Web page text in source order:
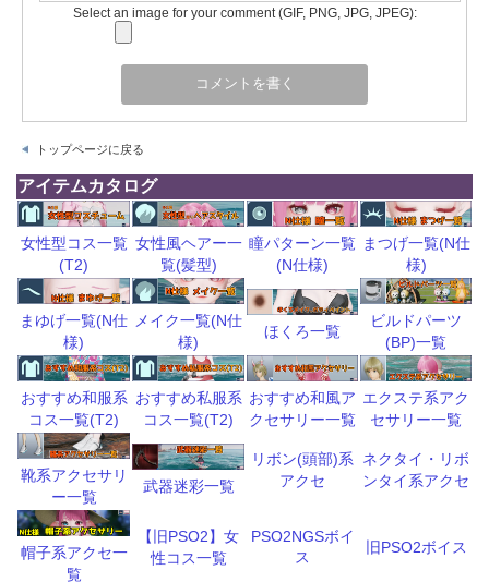
Select an image for your comment (GIF, PNG, JPG, JPEG):
トップページに戻る
アイテムカタログ
女性型コス一覧
(T2)
女性風ヘアー一
覧(髪型)
瞳パターン一覧
(N仕様)
まつげ一覧(N仕
様)
まゆげ一覧(N仕
様)
メイク一覧(N仕
様)
ほくろ一覧
ビルドパーツ
(BP)一覧
おすすめ和服系
コス一覧(T2)
おすすめ私服系
コス一覧(T2)
おすすめ和風ア
クセサリー一覧
エクステ系アク
セサリー一覧
靴系アクセサリ
ー一覧
武器迷彩一覧
リボン(頭部)系
アクセ
ネクタイ・リボ
ンタイ系アクセ
帽子系アクセ一
覧
【旧PSO2】女
性コス一覧
PSO2NGSボイ
ス
旧PSO2ボイス